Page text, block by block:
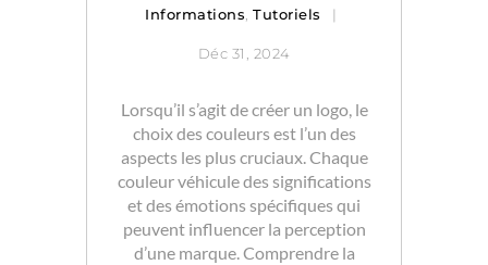
Informations ,Tutoriels
Déc 31, 2024
Lorsqu’il s’agit de créer un logo, le
choix des couleurs est l’un des
aspects les plus cruciaux. Chaque
couleur véhicule des significations
et des émotions spécifiques qui
peuvent influencer la perception
d’une marque. Comprendre la